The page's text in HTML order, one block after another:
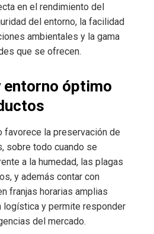
en el rendimiento del
del entorno, la facilidad
ambientales y la gama
que se ofrecen.
entorno óptimo
favorece la preservación de
sobre todo cuando se
a la humedad, las plagas
y además contar con
franjas horarias amplias
logística y permite responder
del mercado.